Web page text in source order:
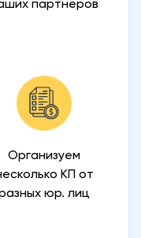
партнеров
Организуем
КП от
юр. лиц